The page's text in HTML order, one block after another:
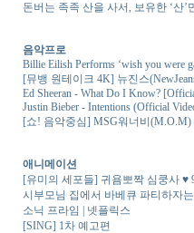
돈버는 족족 산을 사서, 보유한 ‘산
음악프로
Billie Eilish Performs ‘wish you were
[뮤뱅 원테이크 4K] 뉴진스
Ed Sheeran - What Do I Know?
Justin Bieber - Intentions (Official
[쇼! 음악중심] MSG워너비
애니메이션
[유미의 세포들] 귀욤뽀짝 심쿵사 ♥
시부모님 집에서 바베큐 파티하자
소닉 프라임 | 넷플릭스
[SING] 1차 예고편